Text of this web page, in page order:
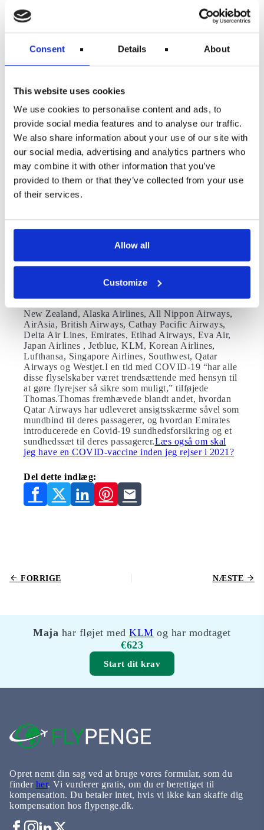
Consent Details About
This website uses cookies
We use cookies to personalise content and ads, to
provide social media features and to analyse our traffic.
We also share information about your use of our site with
our social media, advertising and analytics partners who
may combine it with other information that you’ve
provided to them or that they’ve collected from your use
of their services.
Allow all
Customize
De sikreste lavprisselskaber
Ifølge Thomas er rejsende blevet endnu mere
fokuserede på flyselskabernes sikkerhed i kølvandet
på COVID-19-pandemien.”De tager ikke noget for
givet, og vores undersøgelsesniveau er tredoblet i
sikkerhedsspørgsmål, ikke kun i forhold til Covid-
19,” sagde Thomas.AirlineRatings fremhæver i deres
undersøgelse også de sikreste lavprisselskaber og
listede top 10 i alfabetisk rækkefølge. De er Air
Arabia, Allegiant, EasyJet, Frontier, Jetstar Group,
Jetblue, Ryanair, Vietjet, Westjet og Wizz Air.
Disse flyselskaber har
håndteret COVID-19-
pandemien bedst
AirlineRatings vurderede også flyselskaberne ud fra
en COVID-19-protokol på tværs af en række faktorer,
COVID-19, levering af mundbind til passagerer og
personlige værnemidler til besætningen, ændring af
personligt desinficeringssæt og social afstand ombord.
New Zealand, Alaska Airlines, All Nippon Airways,
AirAsia, British Airways, Cathay Pacific Airways,
Delta Air Lines, Emirates, Etihad Airways, Eva Air,
Japan Airlines , Jetblue, KLM, Korean Airlines,
Lufthansa, Singapore Airlines, Southwest, Qatar
Airways og Westjet.I en tid med COVID-19 “har alle
disse flyselskaber været trendsættende med hensyn til
at gøre flyrejser så sikre som muligt,” tilføjede
Thomas.Thomas fremhævede blandt andet, hvordan
Qatar Airways har udleveret ansigtsskærme såvel som
mundbind til deres passagerer, og hvordan Emirates
introducerede en Covid-19 sundhedsforsikring og et
sundhedssæt til deres passagerer.Læs også om skal
jeg have en COVID-vaccine inden jeg rejser i 2021?
Del dette indlæg:
FORRIGE NÆSTE
Maja har fløjet medKLM og har modtaget
€623
Start dit krav
Opret nemt din sag ved at bruge vores formular, som du
finder her. Vi vurderer gratis, om du er berettiget til
kompensation. Du betaler intet, hvis vi ikke kan skaffe dig
kompensation hos flypenge.dk.